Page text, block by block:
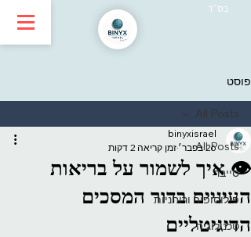
בס״ד
פוסט
All Posts
סייבר
פילוסופיה ורוחניות
טכנולוגיה
All Posts
👁️ איך לשמור על בריאות
העיניים בדור המסכים
הדיגיטליים
binyxisrael
26 בפבר׳
זמן קריאה 2 דקות